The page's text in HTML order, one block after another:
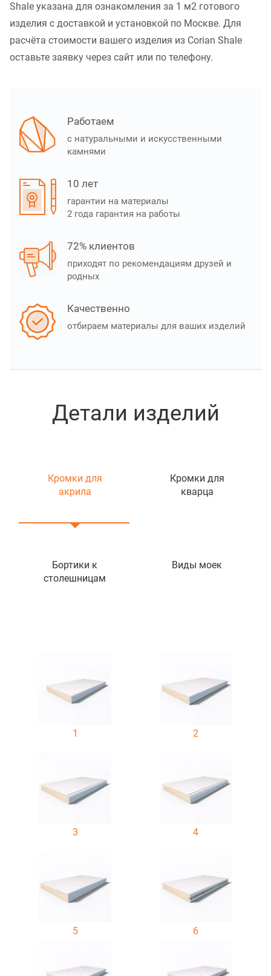
Shale указана для ознакомления за 1 м2 готового
изделия с доставкой и установкой по Москве. Для
расчёта стоимости вашего изделия из Corian Shale
оставьте заявку через сайт или по телефону.
Работаем
с натуральными и искусственными
камнями
10 лет
гарантии на материалы
2 года гарантия на работы
72% клиентов
приходят по рекомендациям друзей и
родных
Качественно
отбираем материалы для ваших изделий
Детали изделий
Кромки для
акрила
Кромки для
кварца
Бортики к
столешницам
Виды моек
1 2
3 4
5 6